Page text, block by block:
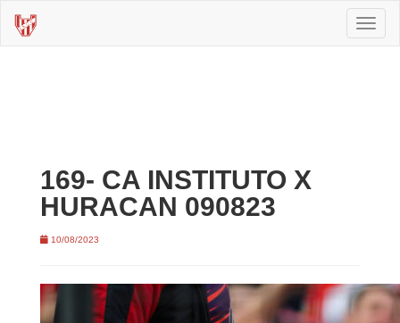
169- CA INSTITUTO X
HURACAN 090823
10/08/2023